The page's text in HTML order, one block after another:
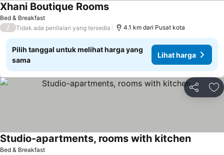
Bed & Breakfast
Xhani Boutique RoomsLihat harga
/ Tidak ada penilaian yang tersedia 4.1 km dari Pusat kota
Pilih tanggal untuk melihat harga yang
sama
Lihat harga
Bagikan
Bed & Breakfast
Studio-apartments, rooms with kitchenLihat